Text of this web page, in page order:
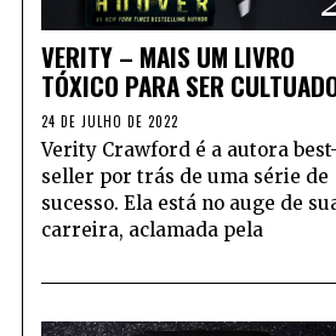
VERITY – MAIS UM LIVRO
TÓXICO PARA SER
24 DE JULHO DE 2022
Verity Crawford é a autora
seller por trás de uma série de
sucesso. Ela está no auge de
carreira, aclamada pela